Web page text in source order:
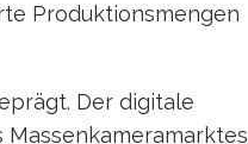
Produktionsmengen
Der digitale